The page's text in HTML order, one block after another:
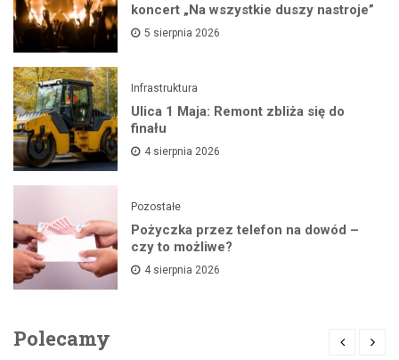
koncert „Na wszystkie duszy nastroje”
5 sierpnia 2026
Infrastruktura
Ulica 1 Maja: Remont zbliża się do
finału
4 sierpnia 2026
Pozostałe
Pożyczka przez telefon na dowód –
czy to możliwe?
4 sierpnia 2026
Polecamy